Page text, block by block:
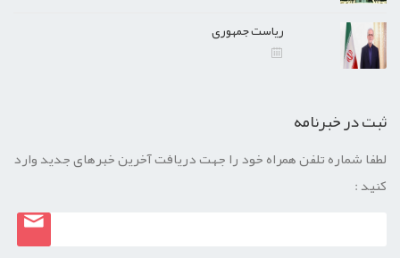
ریاست جمهوری
ثبت در خبرنامه
لطفا شماره تلفن همراه خود را جهت دریافت آخرین خبرهای جدید وارد
کنید :